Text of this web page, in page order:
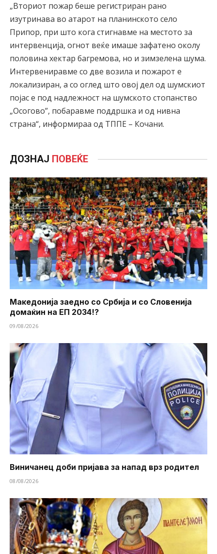
„Вториот пожар беше регистриран рано
изутринава во атарот на планинското село
Припор, при што кога стигнавме на местото за
интервенција, огнот веќе имаше зафатено околу
половина хектар багремова, но и зимзелена шума.
Интервениравме со две возила и пожарот е
локализиран, а со оглед што овој дел од шумскиот
појас е под надлежност на шумското стопанство
„Осогово”, побаравме поддршка и од нивна
страна“, информираа од ТППЕ – Кочани.
ДОЗНАЈ ПОВЕЌЕ
Македонија заедно со Србија и со Словенија
домаќин на ЕП 2034!?
09/08/2026
Виничанец доби пријава за напад врз родител
08/08/2026